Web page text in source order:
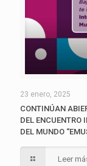
23 enero, 2025
CONTINÚAN
DEL ENCUENTRO
DEL MUNDO
Leer